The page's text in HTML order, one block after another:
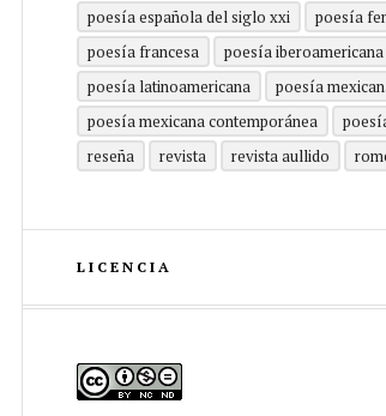
poesía española del siglo xxi
poesía
poesía francesa
poesía iberoamericana
poesía latinoamericana
poesía
poesía mexicana contemporánea
reseña
revista revista aullido
LICENCIA